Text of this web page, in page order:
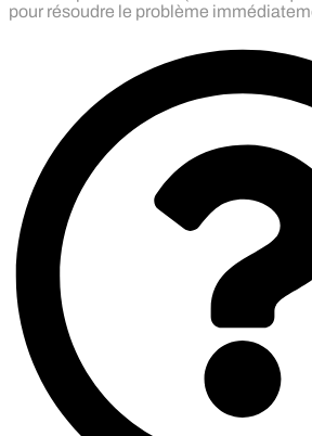
pour résoudre le problème